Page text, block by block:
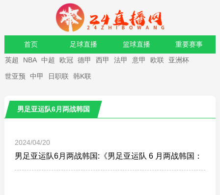
首页 足球直播 篮球直播 重要赛事
资讯 录像
英超 NBA 中超 欧冠 德甲 西甲 法甲 意甲 欧联 亚洲杯
世亚预 中甲 日职联 韩K联
男足亚运队6月两战韩国
2024/04/20
男足亚运队6月两战韩国:《男足亚运队 6 月两战韩国：